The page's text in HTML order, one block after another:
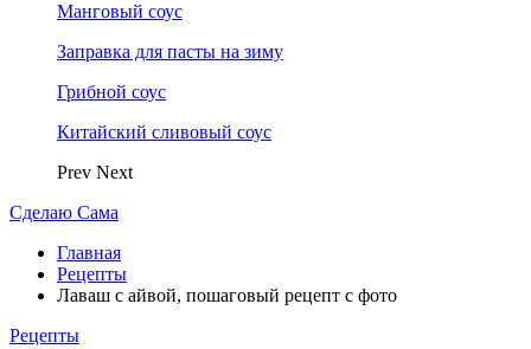
Манговый соус
Заправка для пасты на зиму
Грибной соус
Китайский сливовый соус
Prev Next
Сделаю Сама
Главная
Рецепты
Лаваш с айвой, пошаговый рецепт с фото
Рецепты